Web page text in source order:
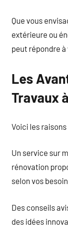
Que vous
extérieure ou
peut répondre à
Les
Travaux
Voici les
Un service sur
rénovation
selon vos
Des conseils
des idées